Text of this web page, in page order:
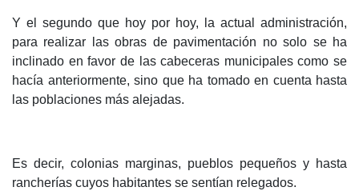
Y el segundo que hoy por hoy, la actual administración,
para realizar las obras de pavimentación no solo se ha
inclinado en favor de las cabeceras municipales como se
hacía anteriormente, sino que ha tomado en cuenta hasta
las poblaciones más alejadas.
Es decir, colonias marginas, pueblos pequeños y hasta
rancherías cuyos habitantes se sentían relegados.